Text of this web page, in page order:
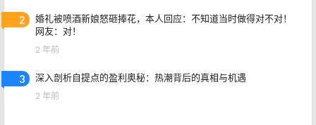
2
婚礼被喷酒新娘怒砸捧花，本人回应：不知道当时做得对不对！
网友：对！
2 年前
3 深入剖析自提点的盈利奥秘：热潮背后的真相与机遇
2 年前